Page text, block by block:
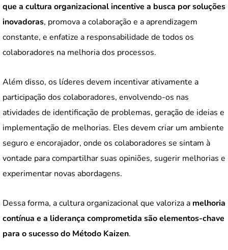
que a cultura organizacional incentive a busca por soluções
inovadoras, promova a colaboração e a aprendizagem
constante, e enfatize a responsabilidade de todos os
colaboradores na melhoria dos processos.
Além disso, os líderes devem incentivar ativamente a
participação dos colaboradores, envolvendo-os nas
atividades de identificação de problemas, geração de ideias e
implementação de melhorias. Eles devem criar um ambiente
seguro e encorajador, onde os colaboradores se sintam à
vontade para compartilhar suas opiniões, sugerir melhorias e
experimentar novas abordagens.
Dessa forma, a cultura organizacional que valoriza a melhoria
contínua e a liderança comprometida são elementos-chave
para o sucesso do Método Kaizen.